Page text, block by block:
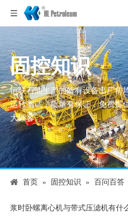
固控知识
恒联石油生产的所有设备出厂前
运转测试，质量有保证，免费提
大顾客。
首页 » 固控知识 » 百问百答
浆时卧螺离心机与带式压滤机有什